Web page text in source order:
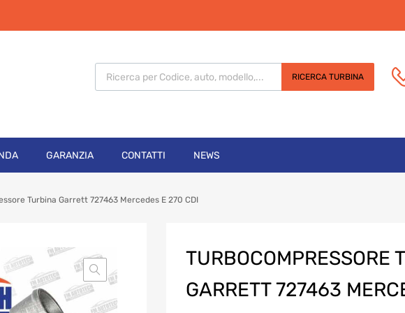
Products search
RICERCA TURBINA
GARANZIA CONTATTI NEWS
Turbina Garrett 727463 Mercedes E 270 CDI
TURBOCOMPRESSORE
GARRETT 727463